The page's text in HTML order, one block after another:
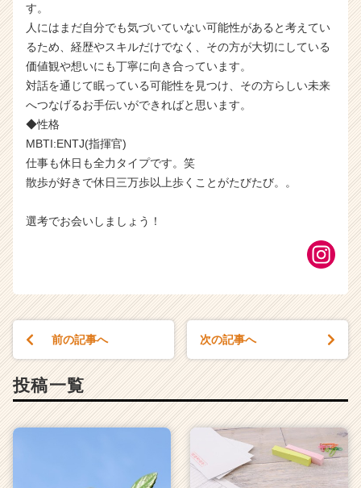
す。
人にはまだ自分でも気づいていない可能性があると考えてい
るため、経歴やスキルだけでなく、その方が大切にしている
価値観や想いにも丁寧に向き合っています。
対話を通じて眠っている可能性を見つけ、その方らしい未来
へつなげるお手伝いができればと思います。
◆性格
MBTI:ENTJ(指揮官)
仕事も休日も全力タイプです。笑
散歩が好きで休日三万歩以上歩くことがたびたび。。
選考でお会いしましょう！
前の記事へ 次の記事へ
投稿一覧